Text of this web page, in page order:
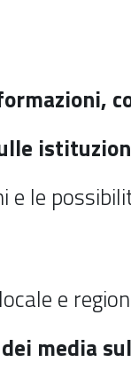
e le
e
media